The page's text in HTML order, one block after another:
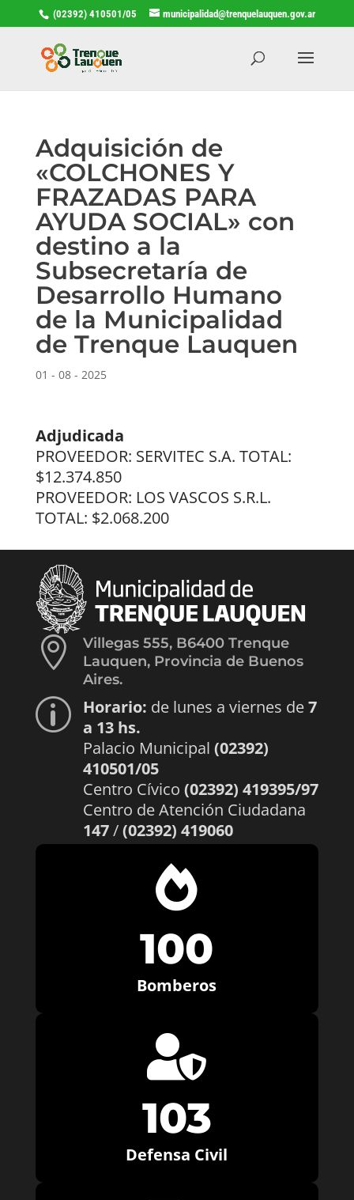
(02392) 410501/05 municipalidad@trenquelauquen.gov.ar
Adquisición de
«COLCHONES Y
FRAZADAS PARA
AYUDA SOCIAL» con
destino a la
Subsecretaría de
Desarrollo Humano
de la Municipalidad
de Trenque Lauquen
01 - 08 - 2025
Adjudicada
PROVEEDOR: SERVITEC S.A. TOTAL:
$12.374.850
PROVEEDOR: LOS VASCOS S.R.L.
TOTAL: $2.068.200

Villegas 555, B6400 Trenque
Lauquen, Provincia de Buenos
Aires.
p Horario: de lunes a viernes de7
a 13 hs.
Palacio Municipal (02392)
410501/05
Centro Cívico (02392) 419395/97
Centro de Atención Ciudadana
147/(02392) 419060

100
Bomberos

103
Defensa Civil